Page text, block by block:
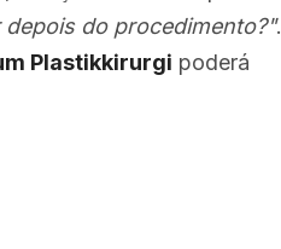
do procedimento?".
Plastikkirurgi poderá